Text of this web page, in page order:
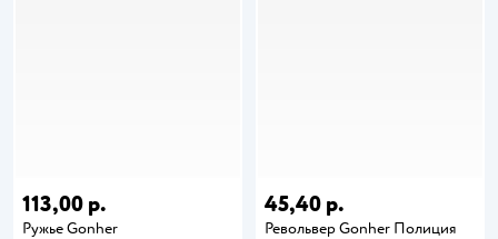
113,00 р.
Ружье Gonher
45,40 р.
Револьвер Gonher Полиция